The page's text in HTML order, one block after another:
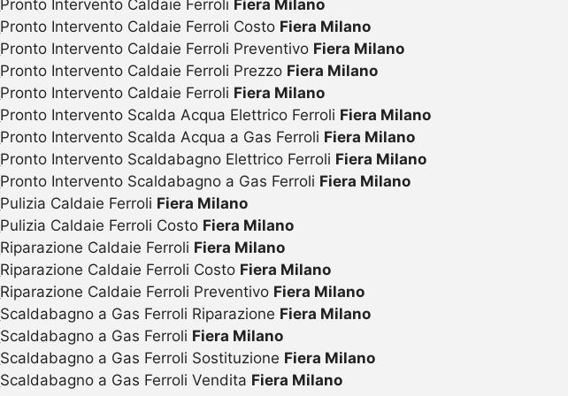
Pronto Intervento Caldaie Ferroli Fiera Milano
Pronto Intervento Caldaie Ferroli Costo Fiera Milano
Pronto Intervento Caldaie Ferroli Preventivo Fiera Milano
Pronto Intervento Caldaie Ferroli Prezzo Fiera Milano
Pronto Intervento Caldaie Ferroli Fiera Milano
Pronto Intervento Scalda Acqua Elettrico Ferroli Fiera Milano
Pronto Intervento Scalda Acqua a Gas Ferroli Fiera Milano
Pronto Intervento Scaldabagno Elettrico Ferroli Fiera Milano
Pronto Intervento Scaldabagno a Gas Ferroli Fiera Milano
Pulizia Caldaie Ferroli Fiera Milano
Pulizia Caldaie Ferroli Costo Fiera Milano
Riparazione Caldaie Ferroli Fiera Milano
Riparazione Caldaie Ferroli Costo Fiera Milano
Riparazione Caldaie Ferroli Preventivo Fiera Milano
Scaldabagno a Gas Ferroli Riparazione Fiera Milano
Scaldabagno a Gas Ferroli Fiera Milano
Scaldabagno a Gas Ferroli Sostituzione Fiera Milano
Scaldabagno a Gas Ferroli Vendita Fiera Milano